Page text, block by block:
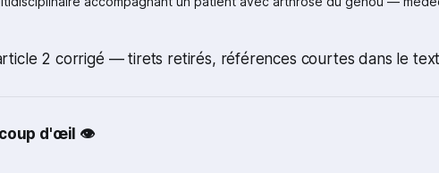
2 corrigé — tirets retirés, références courtes dans le
coup d'œil 👁️